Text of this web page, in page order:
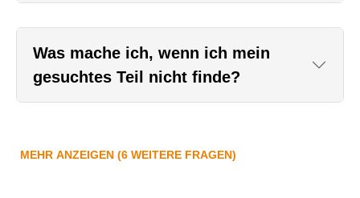
Was mache ich, wenn ich mein
gesuchtes Teil nicht finde?
MEHR ANZEIGEN (6 WEITERE FRAGEN)